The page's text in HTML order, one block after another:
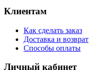
Клиентам
Как сделать заказ
Доставка и возврат
Способы оплаты
Личный кабинет